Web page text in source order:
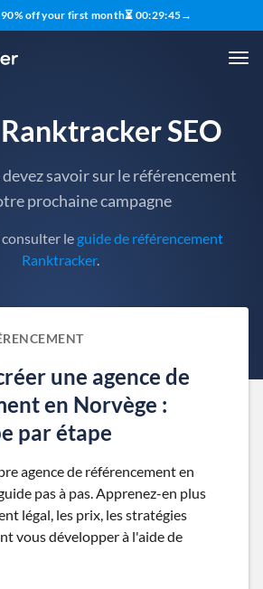
90% off your first month⏳ 00:29:44→
SEO
savoir sur le référencement
prochaine campagne
le guide de référencement
Ranktracker.
une agence de
en Norvège :
par étape
agence de référencement en
pas à pas. Apprenez-en plus
légal, les prix, les stratégies
vous développer à l'aide de